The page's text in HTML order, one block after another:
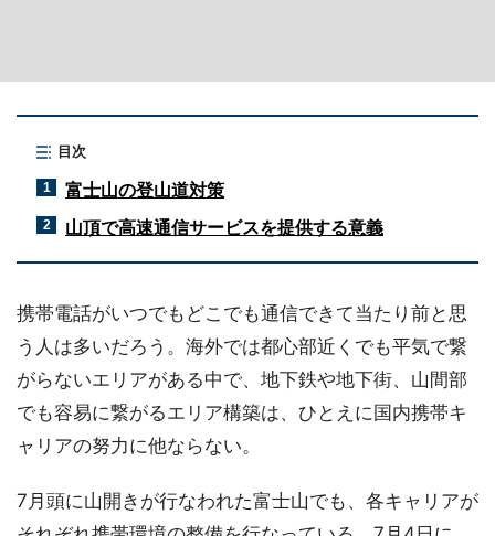
目次
1 富士山の登山道対策
2 山頂で高速通信サービスを提供する意義
携帯電話がいつでもどこでも通信できて当たり前と思
う人は多いだろう。海外では都心部近くでも平気で繋
がらないエリアがある中で、地下鉄や地下街、山間部
でも容易に繋がるエリア構築は、ひとえに国内携帯キ
ャリアの努力に他ならない。
7月頭に山開きが行なわれた富士山でも、各キャリアが